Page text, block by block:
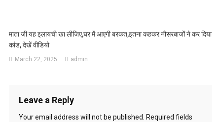
माता जी यह इलायची खा लीजिए,घर में आएगी बरकत,इतना कहकर नौसरबाजों ने कर दिया
कांड, देखें वीडियो
March 22, 2025 admin
Leave a Reply
Your email address will not be published.
Required fields